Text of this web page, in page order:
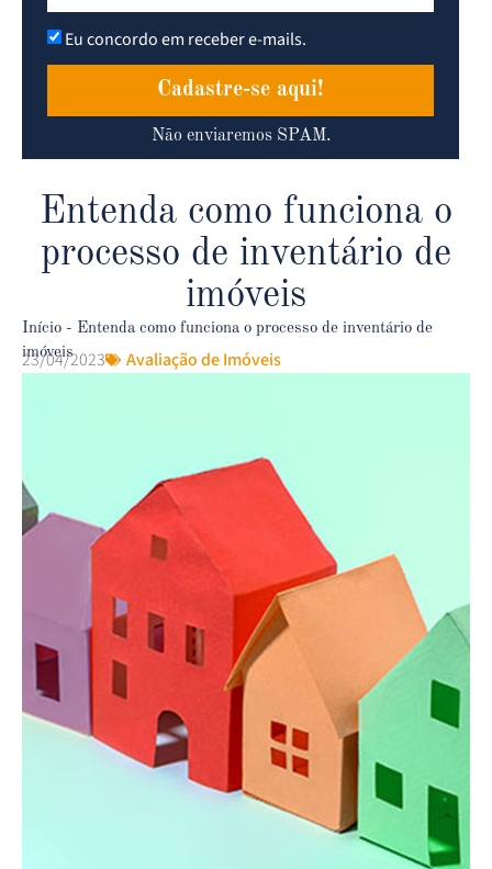
Eu concordo em receber e-mails.
Cadastre-se aqui!
Não enviaremos SPAM.
Entenda como funciona o
processo de inventário de
imóveis
Início - Entenda como funciona o processo de inventário de
imóveis
23/04/2023 Avaliação de Imóveis